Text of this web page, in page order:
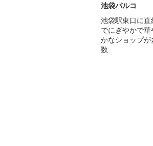
池袋パルコ
池袋駅東口に直
でにぎやかで華
かなショップが
数